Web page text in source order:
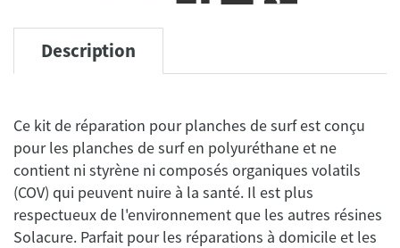
Description
Ce kit de réparation pour planches de surf est conçu
pour les planches de surf en polyuréthane et ne
contient ni styrène ni composés organiques volatils
(COV) qui peuvent nuire à la santé. Il est plus
respectueux de l'environnement que les autres résines
Solacure. Parfait pour les réparations à domicile et les